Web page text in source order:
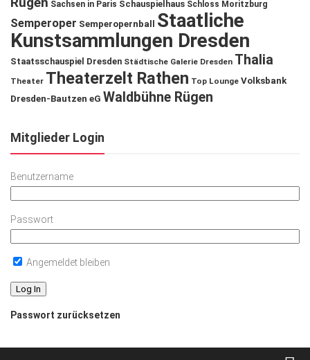
Sachsen in Paris Schauspielhaus Schloss Moritzburg
Semperoper Semperopernball
Staatliche
Kunstsammlungen Dresden
Staatsschauspiel Dresden Städtische Galerie Dresden Thalia
Theater Theaterzelt Rathen Top Lounge Volksbank
Dresden-Bautzen eG Waldbühne Rügen
Mitglieder Login
Benutzername
Passwort
Angemeldet bleiben
Passwort zurücksetzen